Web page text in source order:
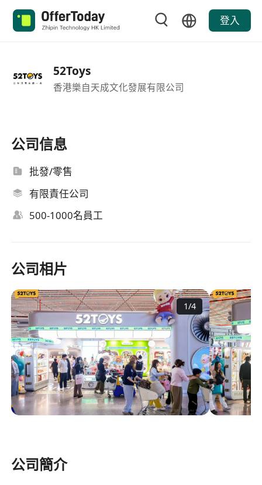
登入
52Toys
香港樂自天成文化發展有限公司
公司信息
批發/零售
有限責任公司
500-1000名員工
公司相片
1/4
公司簡介